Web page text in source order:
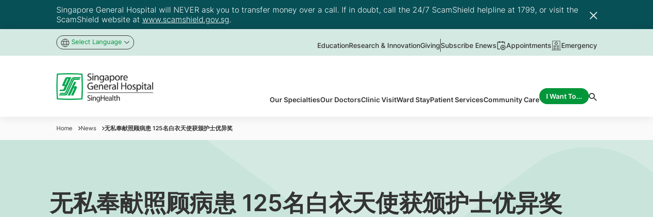
Singapore General Hospital will NEVER ask you to transfer money over a call. If in doubt, call the 24/7 ScamShield helpline at 1799, or visit the
ScamShield website at www.scamshield.gov.sg.
Select Language EducationResearch & InnovationGivingSubscribe Enews Appointments Emergency
Our SpecialtiesOur DoctorsClinic VisitWard StayPatient ServicesCommunity Care I Want To...
Home News 无私奉献照顾病患 125名白衣天使获颁护士优异奖
无私奉献照顾病患 125名白衣天使获颁护士优异奖